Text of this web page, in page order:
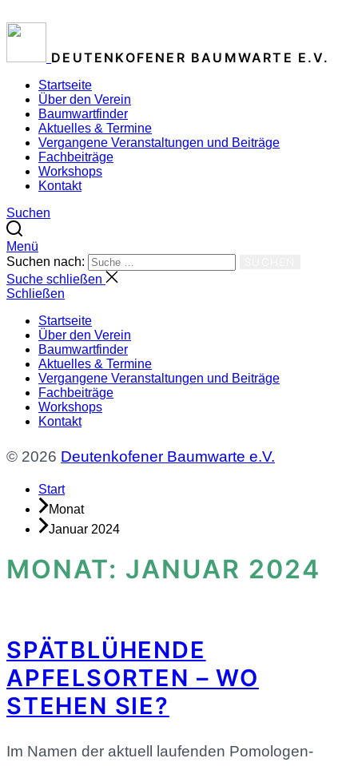
DEUTENKOFENER BAUMWARTE E.V.
Startseite
Über den Verein
Baumwartfinder
Aktuelles & Termine
Vergangene Veranstaltungen und Beiträge
Fachbeiträge
Workshops
Kontakt
Suchen
Menü
Suchen nach:
Suche schließen
Schließen
Startseite
Über den Verein
Baumwartfinder
Aktuelles & Termine
Vergangene Veranstaltungen und Beiträge
Fachbeiträge
Workshops
Kontakt
© 2026 Deutenkofener Baumwarte e.V.
Start
Monat
Januar 2024
MONAT: JANUAR 2024
SPÄTBLÜHENDE
APFELSORTEN – WO
STEHEN SIE?
Im Namen der aktuell laufenden Pomologen-